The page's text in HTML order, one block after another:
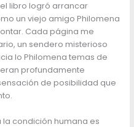
libro logró arrancar
un viejo amigo Philomena
Cada página me
un sendero misterioso
lo Philomena temas de
profundamente
de posibilidad que
la condición humana es